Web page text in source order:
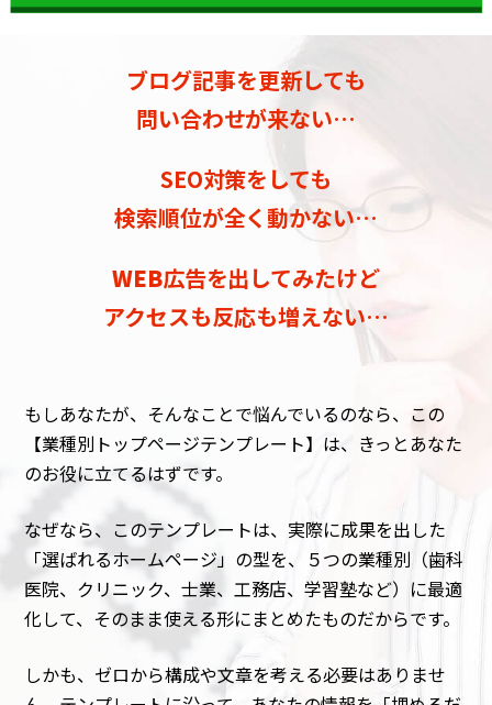
ブログ記事を更新しても
問い合わせが来ない…
SEO対策をしても
検索順位が全く動かない…
WEB広告を出してみたけど
アクセスも反応も増えない…
もしあなたが、そんなことで悩んでいるのなら、この
【業種別トップページテンプレート】は、きっとあなた
のお役に立てるはずです。
なぜなら、このテンプレートは、実際に成果を出した
「選ばれるホームページ」の型を、５つの業種別（歯科
医院、クリニック、士業、工務店、学習塾など）に最適
化して、そのまま使える形にまとめたものだからです。
しかも、ゼロから構成や文章を考える必要はありませ